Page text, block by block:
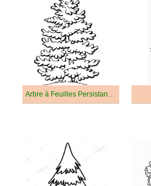
Arbre à Feuilles Persistantes